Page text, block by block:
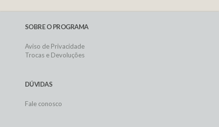
SOBRE O PROGRAMA
Aviso de Privacidade
Trocas e Devoluções
DÚVIDAS
Fale conosco